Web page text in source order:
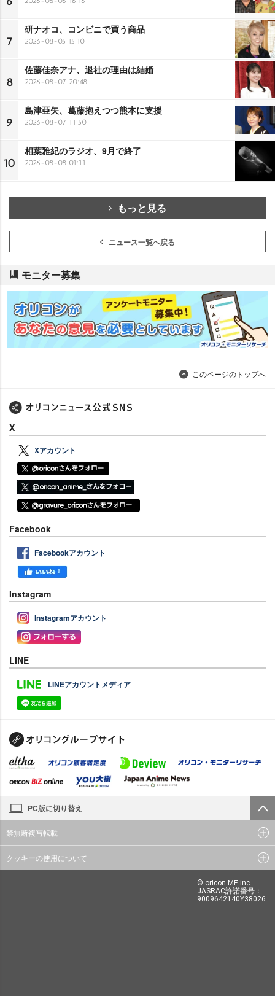
7
研ナオコ、コンビニで買う商品
2026-08-05 15:10
8
佐藤佳奈アナ、退社の理由は結婚
2026-08-07 20:48
9
島津亜矢、葛藤抱えつつ熊本に支援
2026-08-07 11:50
10
相葉雅紀のラジオ、9月で終了
2026-08-08 01:11
もっと見る
ニュース一覧へ戻る
モニター募集
このページのトップへ
X
Xアカウント
Facebook
Facebookアカウント
Instagram
Instagramアカウント
LINE
LINEアカウントメディア
PC版に切り替え
禁無断複写転載
クッキーの使用について
© oricon ME inc.
JASRAC許諾番号：
9009642140Y38026